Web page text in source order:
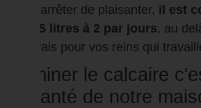
Pour arrêter de plaisanter, il est
de 1,5 litres à 2 par jours, au
mauvais pour vos reins qui
Éliminer le calcaire
la santé de notre